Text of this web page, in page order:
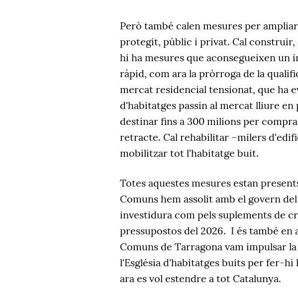
Però també calen mesures per
protegit, públic i privat. Cal construir,
hi ha mesures que aconsegueixen un
ràpid, com ara la pròrroga de la
mercat residencial tensionat, que ha
d'habitatges passin al mercat lliure en
destinar fins a 300 milions per
retracte. Cal rehabilitar –milers
mobilitzar tot l'habitatge buit.
Totes aquestes mesures estan
Comuns hem assolit amb el govern
investidura com pels suplements de
pressupostos del 2026. I és també en
Comuns de Tarragona vam impulsar
l'Església d'habitatges buits per fer-hi
ara es vol estendre a tot Catalunya.